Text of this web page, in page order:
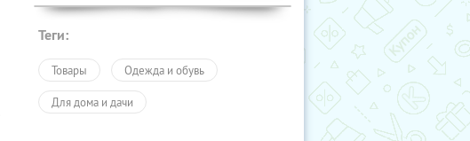
Теги:
Товары Одежда и обувь
Для дома и дачи